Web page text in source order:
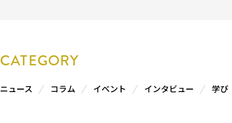
CATEGORY
ニュース コラム イベント インタビュー 学び